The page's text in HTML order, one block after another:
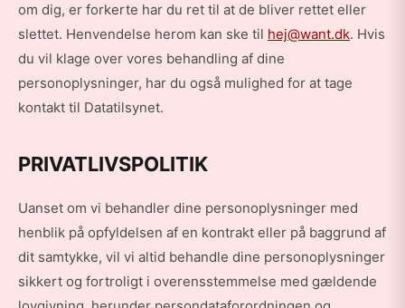
om dig, er forkerte har du ret til at de bliver rettet eller
slettet. Henvendelse herom kan ske til hej@want.dk. Hvis
du vil klage over vores behandling af dine
personoplysninger, har du også mulighed for at tage
kontakt til Datatilsynet.
PRIVATLIVSPOLITIK
Uanset om vi behandler dine personoplysninger med
henblik på opfyldelsen af en kontrakt eller på baggrund af
dit samtykke, vil vi altid behandle dine personoplysninger
sikkert og fortroligt i overensstemmelse med gældende